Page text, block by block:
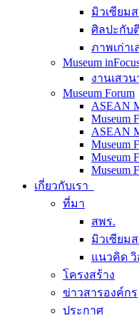
มิวเซียม
ศิลปะกับ
ภาพเก่าเ
Museum
งานเสวน
Museum Forum
ASEAN
Museum
ASEAN
Museum
Museum
Museum
เกี่ยวกับเรา
ที่มา
สพร.
มิวเซียม
แนวคิด
โครงสร้าง
ข่าวสารองค์กร
ประกาศ